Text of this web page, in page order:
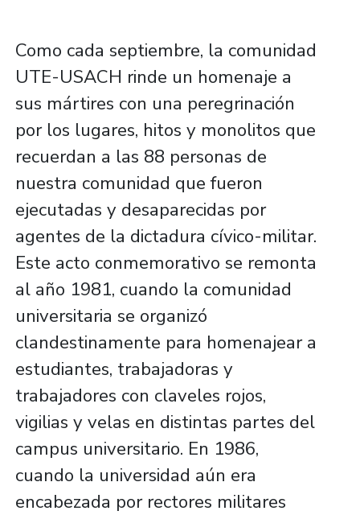
Como cada septiembre, la comunidad
UTE-USACH rinde un homenaje a
sus mártires con una peregrinación
por los lugares, hitos y monolitos que
recuerdan a las 88 personas de
nuestra comunidad que fueron
ejecutadas y desaparecidas por
agentes de la dictadura cívico-militar.
Este acto conmemorativo se remonta
al año 1981, cuando la comunidad
universitaria se organizó
clandestinamente para homenajear a
estudiantes, trabajadoras y
trabajadores con claveles rojos,
vigilias y velas en distintas partes del
campus universitario. En 1986,
cuando la universidad aún era
encabezada por rectores militares